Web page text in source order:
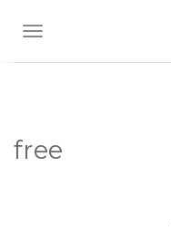
TOGGLE NAVIGATION
free